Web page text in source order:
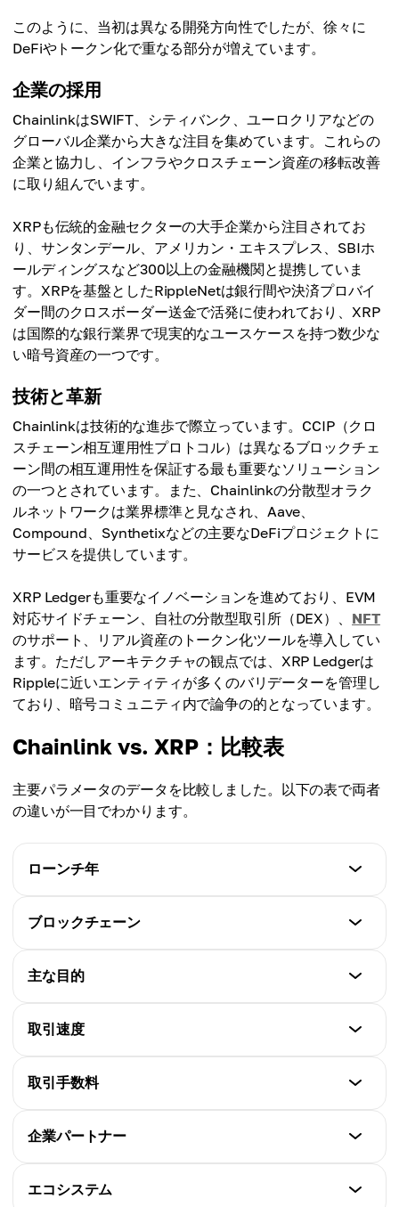
このように、当初は異なる開発方向性でしたが、徐々に
DeFiやトークン化で重なる部分が増えています。
企業の採用
ChainlinkはSWIFT、シティバンク、ユーロクリアなどの
グローバル企業から大きな注目を集めています。これらの
企業と協力し、インフラやクロスチェーン資産の移転改善
に取り組んでいます。
XRPも伝統的金融セクターの大手企業から注目されてお
り、サンタンデール、アメリカン・エキスプレス、SBIホ
ールディングスなど300以上の金融機関と提携していま
す。XRPを基盤としたRippleNetは銀行間や決済プロバイ
ダー間のクロスボーダー送金で活発に使われており、XRP
は国際的な銀行業界で現実的なユースケースを持つ数少な
い暗号資産の一つです。
技術と革新
Chainlinkは技術的な進歩で際立っています。CCIP（クロ
スチェーン相互運用性プロトコル）は異なるブロックチェ
ーン間の相互運用性を保証する最も重要なソリューション
の一つとされています。また、Chainlinkの分散型オラク
ルネットワークは業界標準と見なされ、Aave、
Compound、Synthetixなどの主要なDeFiプロジェクトに
サービスを提供しています。
XRP Ledgerも重要なイノベーションを進めており、EVM
対応サイドチェーン、自社の分散型取引所（DEX）、 NFT
のサポート、リアル資産のトークン化ツールを導入してい
ます。ただしアーキテクチャの観点では、XRP Ledgerは
Rippleに近いエンティティが多くのバリデーターを管理し
ており、暗号コミュニティ内で論争の的となっています。
Chainlink vs. XRP：比較表
主要パラメータのデータを比較しました。以下の表で両者
の違いが一目でわかります。
ローンチ年
Chainlink (LINK)
Ripple (XRP)
ブロックチェーン
Chainlink (LINK)
Ripple (XRP)
主な目的
Chainlink (LINK)
Ripple (XRP)
取引速度
Chainlink (LINK)
Ripple (XRP)
取引手数料
Chainlink (LINK)
Ripple (XRP)
企業パートナー
Chainlink (LINK)
エコシステム